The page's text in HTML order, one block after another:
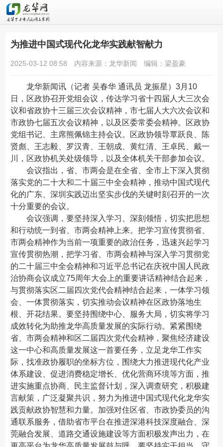
为推进中国式现代化龙华实践献智献力
2025-03-12 08:58 内容来源：龙华新闻 编辑：梁盈豪
龙华新闻讯（记者 吴春华 通讯员 龙振星）3月10
日，区政协召开党组会议，传达学习省十四届人大三次会
议和省政协十三届三次会议精神，市七届人大六次会议和
市政协七届五次会议精神，以及区委常委会精神。区政协
党组书记、主席熊佩锦主持会议。区政协领导覃跃良、陈
贤彪、王志毅、罗汉青、王朝成、黄红清、王卓民、戴一
川，区政协机关处级领导，以及全体机关干部参加会议。
会议指出，省、市两会是在全省、全市上下深入贯彻
落实党的二十大和二十届三中全会精神，推动中国式现代
化的广东、深圳实践迈出坚实步伐的关键时刻召开的一次
十分重要的会议。
会议强调，要坚持深入学习、深刻领悟，切实把思想
和行动统一到省、市两会精神上来。把学习宣传贯彻省、
市两会精神作为当前一项重要的政治任务，迅速兴起学习
宣传贯彻热潮，把学习省、市两会精神与深入学习贯彻党
的二十届三中全会精神和习近平总书记在庆祝中国人民政
治协商会议成立75周年大会上的重要讲话精神结合起来，
与贯彻落实区二届四次党代会精神结合起来，一体学习领
会、一体贯彻落实，切实推动会议精神在区政协落地生
根、开花结果。要坚持围绕中心、服务大局，切实将学习
成效转化为助推龙华高质量发展的实际行动。紧紧围绕
省、市两会精神和区二届四次党代会精神，聚焦经济建设
这一中心和高质量发展这一首要任务，立足龙华工作实
际，找准政协履职的坐标方位，围绕大力推进现代化产业
体系建设、促进消费稳定增长、优化营商环境等方面，推
进实施重点协商、民主监督计划，深入调查研究，积极建
言献策，广泛凝聚共识，努力为推进中国式现代化龙华实
践贡献政协智慧和力量。加强对住区省、市政协委员的沟
通联系服务，借助省市平台在推进深港科技深度融合、深
莞融合发展、道路交通设施建设等方面积极发声出力，在